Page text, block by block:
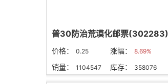
普30防治荒漠化邮票(302283)
价格： 0.25 涨幅： 8.69%
销量： 1104547 库存： 358076